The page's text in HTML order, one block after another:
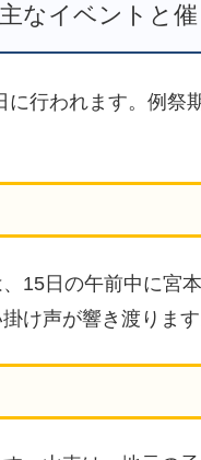
なイベントと
行われます。例祭
15日の午前中に宮
け声が響き渡ります